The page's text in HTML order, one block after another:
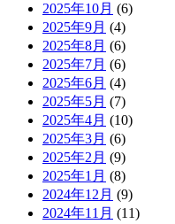
2025年10月 (6)
2025年9月 (4)
2025年8月 (6)
2025年7月 (6)
2025年6月 (4)
2025年5月 (7)
2025年4月 (10)
2025年3月 (6)
2025年2月 (9)
2025年1月 (8)
2024年12月 (9)
2024年11月 (11)